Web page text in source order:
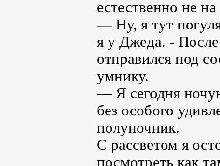
естественно не
— Ну, я тут
я у Джеда. -
отправился под
умнику.
— Я сегодня
без особого
полуночник.
С рассветом я
посмотреть как